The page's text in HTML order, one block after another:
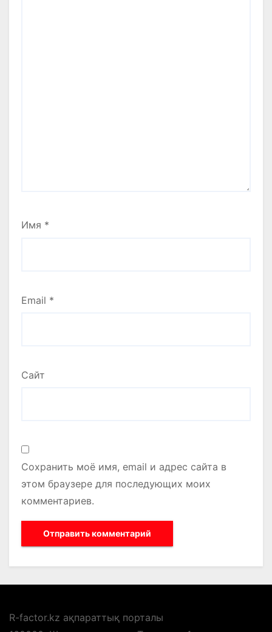
Имя *
Email *
Сайт
Сохранить моё имя, email и адрес сайта в
этом браузере для последующих моих
комментариев.
R-factor.kz ақпараттық порталы